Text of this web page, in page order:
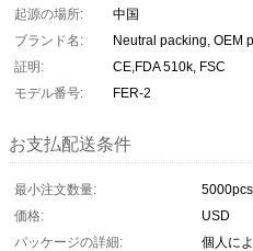
起源の場所:
中国
ブランド名:
Neutral packing, OEM
証明:
CE,FDA 510k, FSC
モデル番号:
FER-2
お支払配送条件
最小注文数量:
5000pcs
価格:
USD
パッケージの詳細:
個人に